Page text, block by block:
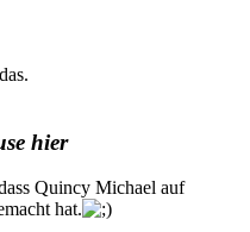
hier
Quincy Michael auf
hat.